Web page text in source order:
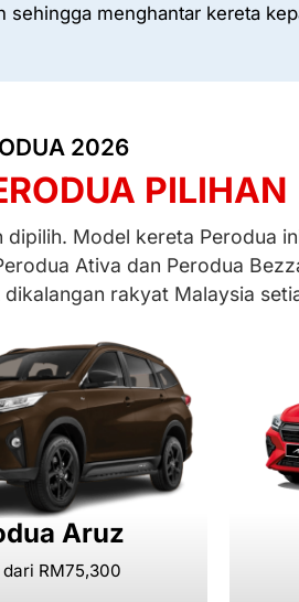
menghantar kereta
2026
PILIHAN
dipilih. Model kereta Perodua
Ativa dan Perodua
rakyat Malaysia
Aruz
dari RM75,300